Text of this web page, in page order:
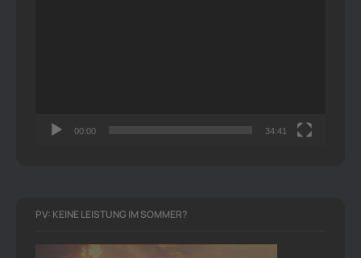
00:00 34:41
PV: KEINE LEISTUNG IM SOMMER?